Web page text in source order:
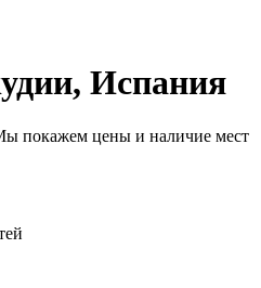
Испания
покажем цены и наличие мест